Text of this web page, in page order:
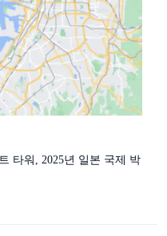
타워, 2025년 일본 국제 박